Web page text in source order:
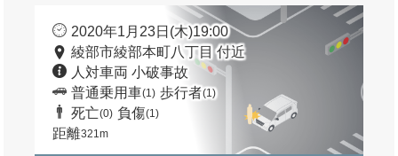
2020年1月23日(木)19:00
綾部市綾部本町八丁目 付近
人対車両 小破事故
普通乗用車(1) 歩行者(1)
死亡(0) 負傷(1)
距離321m